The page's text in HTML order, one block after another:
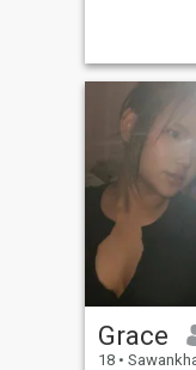
Grace
18 • Sawankhalok,